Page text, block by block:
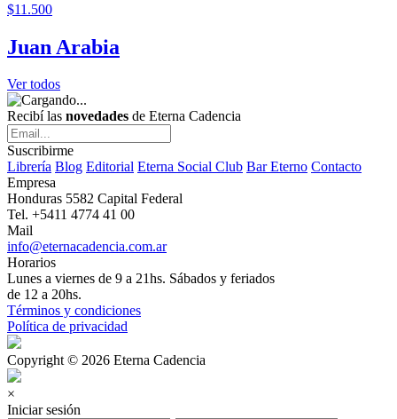
$11.500
Juan Arabia
Ver todos
Recibí las novedades de Eterna Cadencia
Suscribirme
Librería Blog Editorial Eterna Social Club Bar Eterno Contacto
Empresa
Honduras 5582 Capital Federal
Tel. +5411 4774 41 00
Mail
info@eternacadencia.com.ar
Horarios
Lunes a viernes de 9 a 21hs. Sábados y feriados
de 12 a 20hs.
Términos y condiciones
Política de privacidad
Copyright © 2026 Eterna Cadencia
×
Iniciar sesión